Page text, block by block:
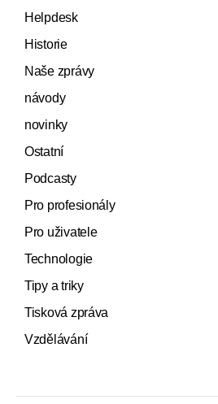
Helpdesk
Historie
Naše zprávy
návody
novinky
Ostatní
Podcasty
Pro profesionály
Pro uživatele
Technologie
Tipy a triky
Tisková zpráva
Vzdělávání